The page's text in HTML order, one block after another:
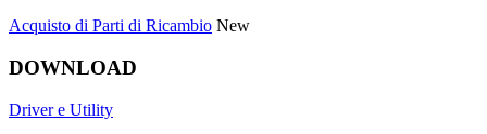
Acquisto di Parti di Ricambio New
DOWNLOAD
Driver e Utility